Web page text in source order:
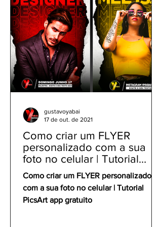
Como criar um FLYER
personalizado com a sua
foto no celular | Tutorial
PicsArt app gratuito
Como criar um FLYER personalizado
com a sua foto no celular | Tutorial
PicsArt app gratuito
gustavoyabai
17 de out. de 2021